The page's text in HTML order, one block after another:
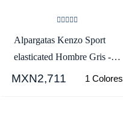
Alpargatas Kenzo Sport
elasticated Hombre Gris -
SKU.7618866
MXN2,711 1 Colores